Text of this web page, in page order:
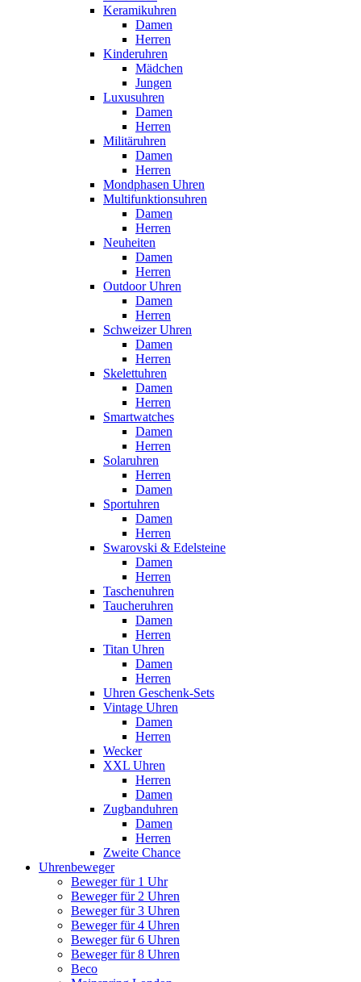
Keramikuhren
Damen
Herren
Kinderuhren
Mädchen
Jungen
Luxusuhren
Damen
Herren
Militäruhren
Damen
Herren
Mondphasen Uhren
Multifunktionsuhren
Damen
Herren
Neuheiten
Damen
Herren
Outdoor Uhren
Damen
Herren
Schweizer Uhren
Damen
Herren
Skelettuhren
Damen
Herren
Smartwatches
Damen
Herren
Solaruhren
Herren
Damen
Sportuhren
Damen
Herren
Swarovski & Edelsteine
Damen
Herren
Taschenuhren
Taucheruhren
Damen
Herren
Titan Uhren
Damen
Herren
Uhren Geschenk-Sets
Vintage Uhren
Damen
Herren
Wecker
XXL Uhren
Herren
Damen
Zugbanduhren
Damen
Herren
Zweite Chance
Uhrenbeweger
Beweger für 1 Uhr
Beweger für 2 Uhren
Beweger für 3 Uhren
Beweger für 4 Uhren
Beweger für 6 Uhren
Beweger für 8 Uhren
Beco